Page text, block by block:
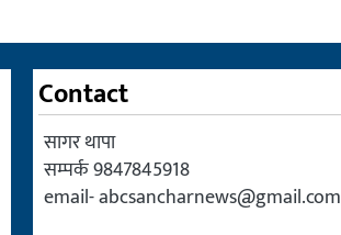
Contact
सागर थापा
सम्पर्क 9847845918
email-abcsancharnews@gmail.com